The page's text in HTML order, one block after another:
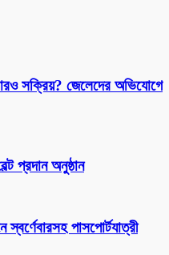
সক্রিয়? জেলেদের অভিযোগে
প্রদান অনুষ্ঠান
পাসপোর্টযাত্রী